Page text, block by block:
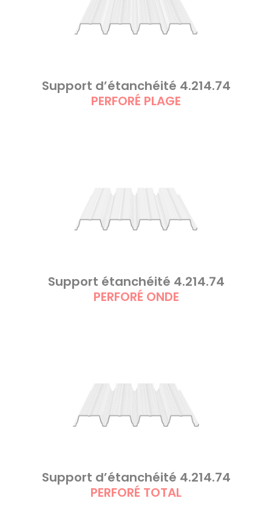
Support d’étanchéité 4.214.74
PERFORÉ PLAGE
Support étanchéité 4.214.74
PERFORÉ ONDE
Support d’étanchéité 4.214.74
PERFORÉ TOTAL